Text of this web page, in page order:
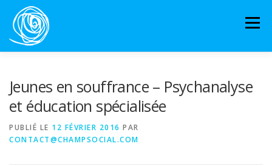
contenu
Menu
Jeunes en souffrance – Psychanalyse
et éducation spécialisée
PUBLIÉ LE 12 FÉVRIER 2016 PAR
CONTACT@CHAMPSOCIAL.COM